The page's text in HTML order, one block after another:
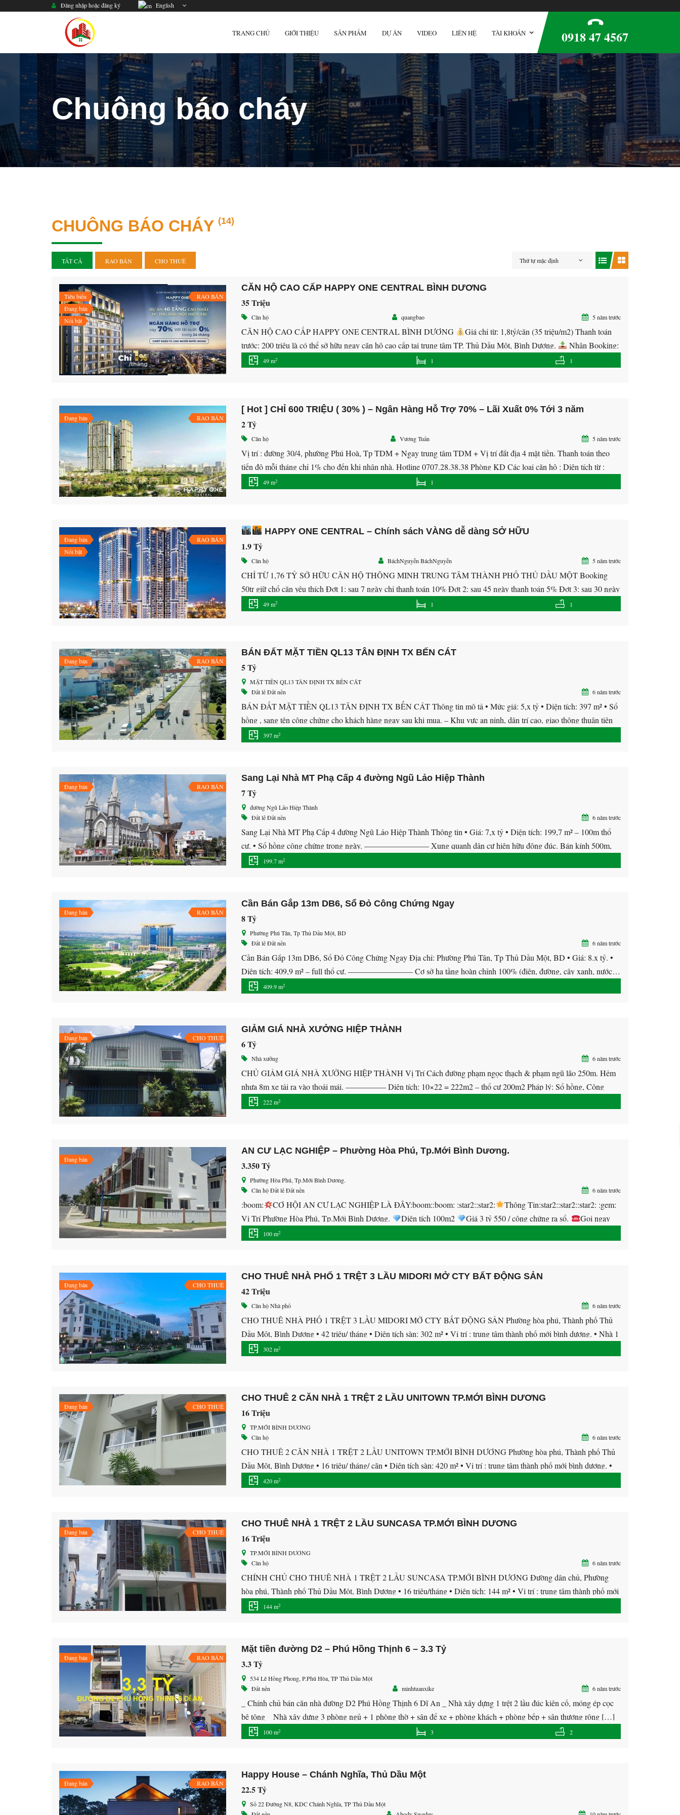
Đăng nhập hoặc đăng ký English
TRANG CHỦ GIỚI THIỆU SẢN PHẨM DỰ ÁN VIDEO LIÊN HỆ TÀI KHOẢN 0918 47 4567
Chuông báo cháy
CHUÔNG BÁO CHÁY (14)
TẤT CẢ RAO BÁN CHO THUÊ Thứ tự mặc định
Tiêu biểu
Đang bán
Nổi bật
RAO BÁN
CĂN HỘ CAO CẤP HAPPY ONE CENTRAL BÌNH DƯƠNG
35 Triệu
Căn hộ quangbao 5 năm trước
CĂN HỘ CAO CẤP HAPPY ONE CENTRAL BÌNH DƯƠNG
Giá chỉ từ: 1,8tỷ/căn (35 triệu/m2) Thanh toán
trước: 200 triệu là có thể sở hữu ngay căn hộ cao cấp tại trung tâm TP. Thủ Dầu Một, Bình Dương.
Nhận Booking:
50 triệu/căn để ưu tiên chọn vị trí đẹp
Vị trí: Kế […]
49 m2 1 1
Đang bán RAO BÁN
[ Hot ] CHỈ 600 TRIỆU ( 30% ) – Ngân Hàng Hỗ Trợ 70% – Lãi Xuất 0% Tới 3 năm
2 Tỷ
Căn hộ Vương Tuấn 5 năm trước
Vị trí : đường 30/4, phường Phú Hoà, Tp TDM + Ngay trung tâm TDM + Vị trí đắt địa 4 mặt tiền. Thanh toán theo
tiến độ mỗi tháng chỉ 1% cho đến khi nhận nhà. Hotline 0707.28.38.38 Phòng KD Các loại căn hộ : Diện tích từ :
1PN (49m2) – 2Pn (68m2) […]
49 m2 1
Đang bán
Nổi bật
RAO BÁN
HAPPY ONE CENTRAL – Chính sách VÀNG dễ dàng SỞ HỮU
1.9 Tỷ
Căn hộ BáchNguyễn BáchNguyễn 5 năm trước
CHỈ TỪ 1,76 TỶ SỞ HỮU CĂN HỘ THÔNG MINH TRUNG TÂM THÀNH PHỐ THỦ DẦU MỘT Booking
50tr giữ chổ căn yêu thích Đợt 1: sau 7 ngày chỉ thanh toán 10% Đợt 2: sau 45 ngày thanh toán 5% Đợt 3: sau 30 ngày
thanh toán 5% Và sau đó mỗi tháng chỉ […]
49 m2 1 1
Đang bán RAO BÁN
BÁN ĐẤT MẶT TIỀN QL13 TÂN ĐỊNH TX BẾN CÁT
5 Tỷ
MẶT TIỀN QL13 TÂN ĐỊNH TX BẾN CÁT
Đất lẻĐất nền 6 năm trước
BÁN ĐẤT MẶT TIỀN QL13 TÂN ĐỊNH TX BẾN CÁT Thông tin mô tả • Mức giá: 5,x tỷ • Diện tích: 397 m² • Sổ
hồng , sang tên công chứng cho khách hàng ngay sau khi mua. – Khu vực an ninh, dân trí cao, giao thông thuận tiện
dễ dàng di chuyển […]
397 m2
Đang bán RAO BÁN
Sang Lại Nhà MT Phạ Cấp 4 đường Ngũ Lảo Hiệp Thành
7 Tỷ
đường Ngũ Lảo Hiệp Thành
Đất lẻĐất nền 6 năm trước
Sang Lại Nhà MT Phạ Cấp 4 đường Ngũ Lảo Hiệp Thành Thông tin • Giá: 7,x tỷ • Diện tích: 199,7 m² – 100m thổ
cư. • Sổ hồng công chứng trong ngày. ———————— Xung quanh dân cư hiện hữu đông đúc. Bán kính 500m,
đầy đủ tiện ích: Chợ, siêu thị bách hóa […]
199.7 m2
Đang bán RAO BÁN
Cần Bán Gắp 13m DB6, Sổ Đỏ Công Chứng Ngay
8 Tỷ
Phường Phú Tân, Tp Thủ Dầu Một, BD
Đất lẻĐất nền 6 năm trước
Cần Bán Gắp 13m DB6, Sổ Đỏ Công Chứng Ngay Địa chỉ: Phường Phú Tân, Tp Thủ Dầu Một, BD • Giá: 8.x tỷ. •
Diện tích: 409,9 m² – full thổ cư. ———————— Cơ sở hạ tầng hoàn chỉnh 100% (điện, đường, cây xanh, nước…
). Tiện ích đẳng cấp tiêu chuẩn Quốc tế: […]
409.9 m2
Đang bán CHO THUÊ
GIẢM GIÁ NHÀ XƯỞNG HIỆP THÀNH
6 Tỷ
Nhà xưởng 6 năm trước
CHỦ GIẢM GIÁ NHÀ XƯỞNG HIỆP THÀNH Vị Trí Cách đường phạm ngọc thạch & phạm ngũ lão 250m. Hẻm
nhựa 8m xe tải ra vào thoải mái. ————— Diện tích: 10×22 = 222m2 – thổ cư 200m2 Pháp lý: Sổ hồng, Công
Chứng sang tên. Giá 6 tỷ Lh 0707.28.38.38 gặp Mr.Trung xem xưởng.Xua […]
222 m2
Đang bán
AN CƯ LẠC NGHIỆP – Phường Hòa Phú, Tp.Mới Bình Dương.
3.350 Tỷ
Phường Hòa Phú, Tp.Mới Bình Dương.
Căn hộĐất lẻĐất nền 6 năm trước
:boom: CƠ HỘI AN CƯ LẠC NGHIỆP LÀ ĐÂY:boom::boom: :star2::star2:
Thông Tin:star2::star2::star2: :gem:
Vị Trí Phường Hòa Phú, Tp.Mới Bình Dương.
Diện tích 100m2 Giá 3 tỷ 550 / công chứng ra sổ.
Gọi ngay
094.119.3233 để chọn vị trí đẹp nhất. —————————– :star2::star2:
100 m2
Đang bán CHO THUÊ
CHO THUÊ NHÀ PHỐ 1 TRỆT 3 LẦU MIDORI MỞ CTY BẤT ĐỘNG SẢN
42 Triệu
Căn hộNhà phố 6 năm trước
CHO THUÊ NHÀ PHỐ 1 TRỆT 3 LẦU MIDORI MỞ CTY BẤT ĐỘNG SẢN Phường hòa phú, Thành phố Thủ
Dầu Một, Bình Dương • 42 triệu/ tháng • Diện tích sàn: 302 m² • Vị trí : trung tâm thành phố mới bình dương. • Nhà 1
trệt 3 lầu • Khu vực đông […]
302 m2
Đang bán CHO THUÊ
CHO THUÊ 2 CĂN NHÀ 1 TRỆT 2 LẦU UNITOWN TP.MỚI BÌNH DƯƠNG
16 Triệu
TP.MỚI BÌNH DƯƠNG
Căn hộ
6 năm trước
CHO THUÊ 2 CĂN NHÀ 1 TRỆT 2 LẦU UNITOWN TP.MỚI BÌNH DƯƠNG Phường hòa phú, Thành phố Thủ
Dầu Một, Bình Dương • 16 triệu/ tháng/ căn • Diện tích sàn: 420 m² • Vị trí : trung tâm thành phố mới bình dương. •
Nhà 1 trệt 2 lầu 1 sân thượng, • […]
420 m2
Đang bán CHO THUÊ
CHO THUÊ NHÀ 1 TRỆT 2 LẦU SUNCASA TP.MỚI BÌNH DƯƠNG
16 Triệu
TP.MỚI BÌNH DƯƠNG
Căn hộ
6 năm trước
CHÍNH CHỦ CHO THUÊ NHÀ 1 TRỆT 2 LẦU SUNCASA TP.MỚI BÌNH DƯƠNG Đường dân chủ, Phường
hòa phú, Thành phố Thủ Dầu Một, Bình Dương • 16 triệu/tháng • Diện tích: 144 m² • Vị trí : trung tâm thành phố mới
bình dương. Nhà gần KCN VSIP 2 , Sóng Thần 3, Kim […]
144 m2
Đang bán RAO BÁN
Mặt tiền đường D2 – Phú Hồng Thịnh 6 – 3.3 Tỷ
3.3 Tỷ
534 Lê Hồng Phong, P.Phú Hòa, TP Thủ Dầu Một
Đất nền
minhtuanxike 6 năm trước
_ Chính chủ bán căn nhà đường D2 Phú Hồng Thịnh 6 Dĩ An _ Nhà xây dựng 1 trệt 2 lầu đúc kiên cố, móng ép cọc
bê tông _ Nhà xây dựng 3 phòng ngủ + 1 phòng thờ + sân để xe + phòng khách + phòng bếp + sân thượng rộng […]
100 m2 3 2
Đang bán RAO BÁN
Happy House – Chánh Nghĩa, Thủ Dầu Một
22.5 Tỷ
Số 22 Đường N8, KDC Chánh Nghĩa, TP Thủ Dầu Một